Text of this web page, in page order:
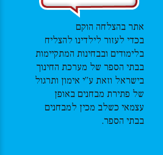
אתר בהצלחה הוקם
בכדי לעזור לילדינו להצליח
בלימודים ובבחינות המתקיימות
בבתי הספר של מערכת החינוך
בישראל וזאת ע”י אימון ותרגול
של פתירת מבחנים באופן
עצמאי כשלב מכין למבחנים
בבתי הספר.